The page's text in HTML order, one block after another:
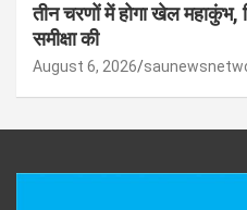
तीन चरणों में होगा खेल महाकुंभ,
समीक्षा की
August 6, 2026